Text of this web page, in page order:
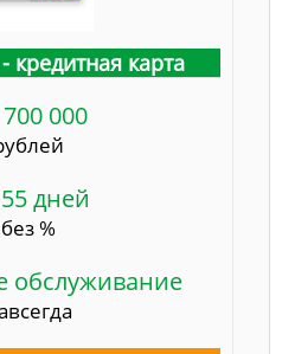
карта
000
дней
без %
обслуживание